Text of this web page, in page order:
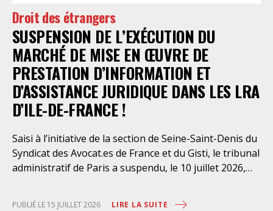
Paris en avait interjeté appel. Par ordonnance du 4
août dernier, le Conseil d’Etat a aboli les privilèges
dont l’infirmerie psychiatrique de la préfecture de
police a depuis trop longtemps
Droit des étrangers
SUSPENSION DE L’EXÉCUTION DU
MARCHÉ DE MISE EN ŒUVRE DE
PRESTATION D’INFORMATION ET
D’ASSISTANCE JURIDIQUE DANS LES LRA
D’ILE-DE-FRANCE !
Saisi à l’initiative de la section de Seine-Saint-Denis du
Syndicat des Avocat.es de France et du Gisti, le tribunal
administratif de Paris a suspendu, le 10 juillet 2026,
œuvre de prestations d’information et d’assistance
PUBLIÉ LE 15 JUILLET 2026 LIRE LA SUITE